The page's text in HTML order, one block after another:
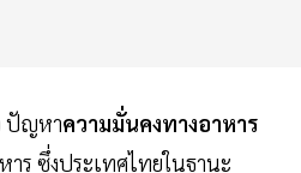
ปัญหาความมั่นคงทางอาหาร
าร ซึ่งประเทศไทยในฐานะ